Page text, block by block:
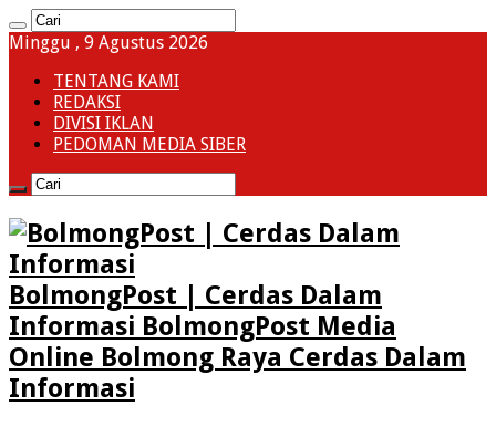
Minggu , 9 Agustus 2026
TENTANG KAMI
REDAKSI
DIVISI IKLAN
PEDOMAN MEDIA SIBER
BolmongPost | Cerdas Dalam
Informasi BolmongPost Media
Online Bolmong Raya Cerdas Dalam
Informasi